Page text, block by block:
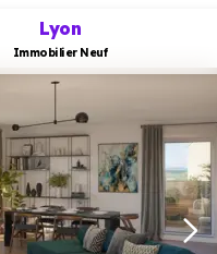
Lyon
Immobilier Neuf